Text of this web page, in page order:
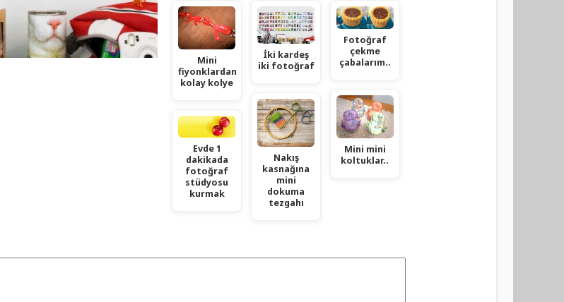
Mini
fiyonklardan
kolay kolye
Evde 1
dakikada
fotoğraf
stüdyosu
kurmak
İki kardeş
iki fotoğraf
Nakış
kasnağına
mini
dokuma
tezgahı
Fotoğraf
çekme
çabalarım..
Mini mini
koltuklar..